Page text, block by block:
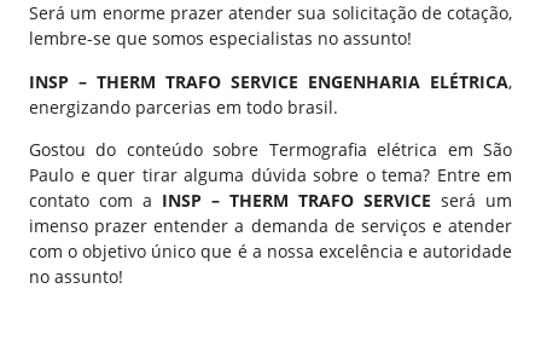
Será um enorme prazer atender sua solicitação de cotação,
lembre-se que somos especialistas no assunto!
INSP – THERM TRAFO SERVICE ENGENHARIA ELÉTRICA,
energizando parcerias em todo brasil.
Gostou do conteúdo sobre Termografia elétrica em São
Paulo e quer tirar alguma dúvida sobre o tema? Entre em
contato com a INSP – THERM TRAFO SERVICE será um
imenso prazer entender a demanda de serviços e atender
com o objetivo único que é a nossa excelência e autoridade
no assunto!